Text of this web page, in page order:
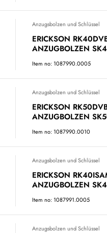
Anzugsbolzen und Schlüssel
ERICKSON
ANZUGBOLZEN
Item no: 1087990.0005
Anzugsbolzen und Schlüssel
ERICKSON
ANZUGBOLZEN
Item no: 1087990.0010
Anzugsbolzen und Schlüssel
ERICKSON
ANZUGBOLZEN
Item no: 1087991.0005
Anzugsbolzen und Schlüssel